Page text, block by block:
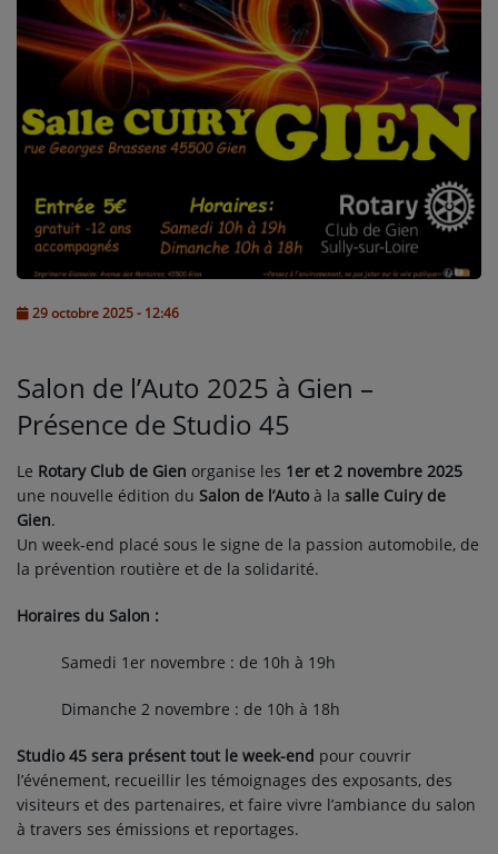
La Radio
EQUIPE
INTERVIEW
Musique
ARTISTES
TOP 10
Participez
ADHÉREZ À STUDIO 45 !
Contact
29 octobre 2025 - 12:46
Salon de l’Auto 2025 à Gien –
Présence de Studio 45
Le Rotary Club de Gien organise les 1er et 2 novembre 2025
une nouvelle édition du Salon de l’Auto à la salle Cuiry de
Gien.
Un week-end placé sous le signe de la passion automobile, de
la prévention routière et de la solidarité.
Horaires du Salon :
Samedi 1er novembre : de 10h à 19h
Dimanche 2 novembre : de 10h à 18h
Studio 45 sera présent tout le week-end pour couvrir
l’événement, recueillir les témoignages des exposants, des
visiteurs et des partenaires, et faire vivre l’ambiance du salon
à travers ses émissions et reportages.